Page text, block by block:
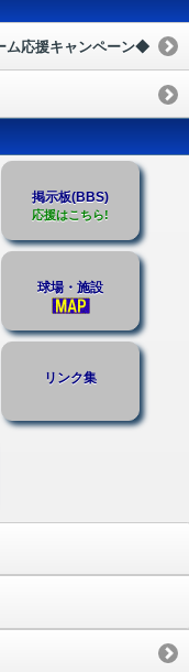
ム応援キャンペーン◆
掲示板(BBS)
応援はこちら!
球場・施設
リンク集